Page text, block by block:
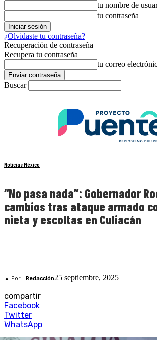
tu nombre de
tu contraseña
¿Olvidaste tu contraseña?
Recuperación de contraseña
Recupera tu contraseña
tu correo
Buscar
Noticias México
“No pasa nada”: Gobernador
cambios tras ataque armado
nieta y escoltas en Culiacán
▲ Por Redacción25 septiembre, 2025
compartir
Facebook
Twitter
WhatsApp